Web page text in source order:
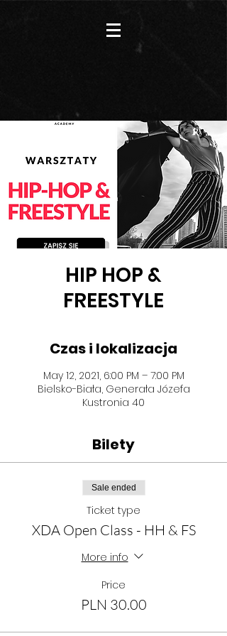
HIP HOP &
FREESTYLE
Czas i lokalizacja
May 12, 2021, 6:00 PM – 7:00 PM
Bielsko-Biała, Generała Józefa
Kustronia 40
Bilety
Sale ended
Ticket type
XDA Open Class - HH & FS
More info
Price
PLN 30.00